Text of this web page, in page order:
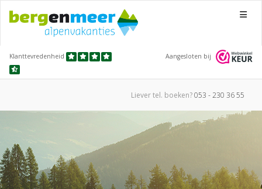
Menu
Klanttevredenheid Aangesloten bij
Liever tel. boeken?053 - 230 36 55